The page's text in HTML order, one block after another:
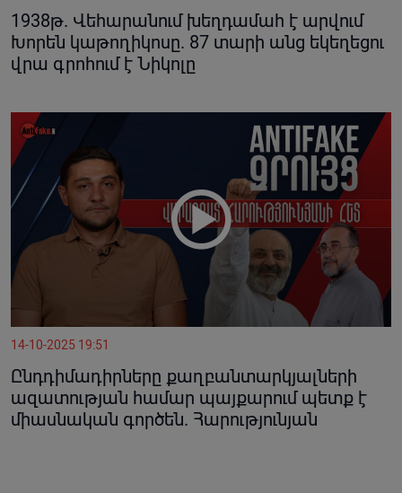
1938թ. Վեհարանում խեղդամահ է արվում
Խորեն կաթողիկոսը. 87 տարի անց եկեղեցու
վրա գրոհում է Նիկոլը
14-10-2025 19:51
Ընդդիմադիրները քաղբանտարկյալների
ազատության համար պայքարում պետք է
միասնական գործեն. Հարությունյան